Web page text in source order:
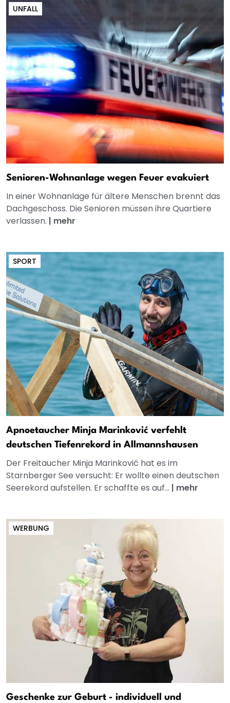
UNFALL
Senioren-Wohnanlage wegen Feuer evakuiert
In einer Wohnanlage für ältere Menschen brennt das
Dachgeschoss. Die Senioren müssen ihre Quartiere
verlassen. | mehr
SPORT
Apnoetaucher Minja Marinković verfehlt
deutschen Tiefenrekord in Allmannshausen
Der Freitaucher Minja Marinković hat es im
Starnberger See versucht: Er wollte einen deutschen
Seerekord aufstellen. Er schaffte es auf... | mehr
WERBUNG
Geschenke zur Geburt - individuell und